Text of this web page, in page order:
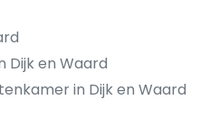
Dijk en Waard
in Dijk en Waard